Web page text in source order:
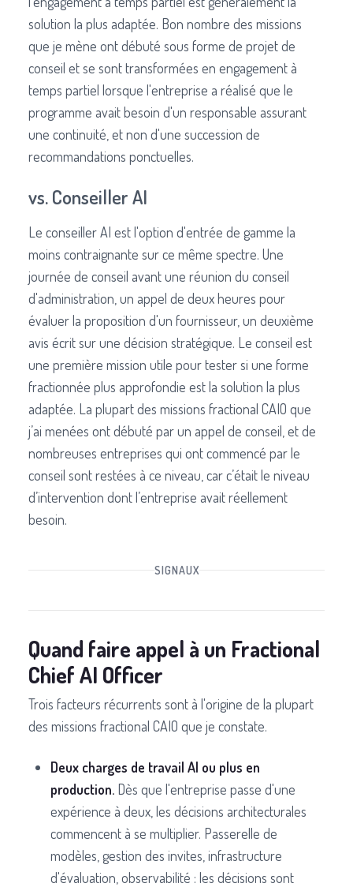
solution la plus adaptée. Bon nombre des missions
que je mène ont débuté sous forme de projet de
conseil et se sont transformées en engagement à
temps partiel lorsque l'entreprise a réalisé que le
programme avait besoin d'un responsable assurant
une continuité, et non d'une succession de
recommandations ponctuelles.
vs. Conseiller AI
Le conseiller AI est l'option d'entrée de gamme la
moins contraignante sur ce même spectre. Une
journée de conseil avant une réunion du conseil
d'administration, un appel de deux heures pour
évaluer la proposition d'un fournisseur, un deuxième
avis écrit sur une décision stratégique. Le conseil est
une première mission utile pour tester si une forme
fractionnée plus approfondie est la solution la plus
adaptée. La plupart des missions fractional CAIO que
j’ai menées ont débuté par un appel de conseil, et de
nombreuses entreprises qui ont commencé par le
conseil sont restées à ce niveau, car c’était le niveau
d’intervention dont l’entreprise avait réellement
besoin.
SIGNAUX
Quand faire appel à un Fractional
Chief AI Officer
Trois facteurs récurrents sont à l'origine de la plupart
des missions fractional CAIO que je constate.
Deux charges de travail AI ou plus en
production. Dès que l'entreprise passe d'une
expérience à deux, les décisions architecturales
commencent à se multiplier. Passerelle de
modèles, gestion des invites, infrastructure
d'évaluation, observabilité : les décisions sont